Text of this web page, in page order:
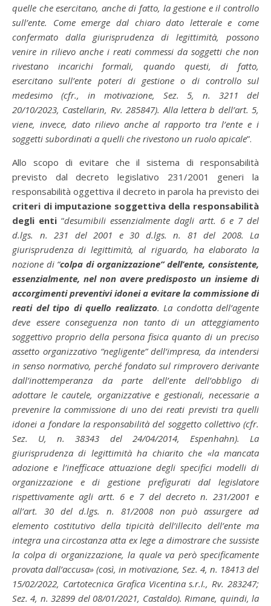
quelle che esercitano, anche di fatto, la gestione e il controllo
sull’ente. Come emerge dal chiaro dato letterale e come
confermato dalla giurisprudenza di legittimità, possono
venire in rilievo anche i reati commessi da soggetti che non
rivestano incarichi formali, quando questi, di fatto,
esercitano sull’ente poteri di gestione o di controllo sul
medesimo (cfr., in motivazione, Sez. 5, n. 3211 del
20/10/2023, Castellarin, Rv. 285847). Alla lettera b dell’art. 5,
viene, invece, dato rilievo anche al rapporto tra l’ente e i
soggetti subordinati a quelli che rivestono un ruolo apicale”.
Allo scopo di evitare che il sistema di responsabilità
previsto dal decreto legislativo 231/2001 generi la
responsabilità oggettiva il decreto in parola ha previsto dei
criteri di imputazione soggettiva della responsabilità
degli enti “desumibili essenzialmente dagli artt. 6 e 7 del
d.lgs. n. 231 del 2001 e 30 d.lgs. n. 81 del 2008. La
giurisprudenza di legittimità, al riguardo, ha elaborato la
nozione di “colpa di organizzazione” dell’ente, consistente,
essenzialmente, nel non avere predisposto un insieme di
accorgimenti preventivi idonei a evitare la commissione di
reati del tipo di quello realizzato. La condotta dell’agente
deve essere conseguenza non tanto di un atteggiamento
soggettivo proprio della persona fisica quanto di un preciso
assetto organizzativo “negligente” dell’impresa, da intendersi
in senso normativo, perché fondato sul rimprovero derivante
dall’inottemperanza da parte dell’ente dell’obbligo di
adottare le cautele, organizzative e gestionali, necessarie a
prevenire la commissione di uno dei reati previsti tra quelli
idonei a fondare la responsabilità del soggetto collettivo (cfr.
Sez. U, n. 38343 del 24/04/2014, Espenhahn). La
giurisprudenza di legittimità ha chiarito che «la mancata
adozione e l’inefficace attuazione degli specifici modelli di
organizzazione e di gestione prefigurati dal legislatore
rispettivamente agli artt. 6 e 7 del decreto n. 231/2001 e
all’art. 30 del d.lgs. n. 81/2008 non può assurgere ad
elemento costitutivo della tipicità dell’illecito dell’ente ma
integra una circostanza atta ex lege a dimostrare che sussiste
la colpa di organizzazione, la quale va però specificamente
provata dall’accusa» (così, in motivazione, Sez. 4, n. 18413 del
15/02/2022, Cartotecnica Grafica Vicentina s.r.I., Rv. 283247;
Sez. 4, n. 32899 del 08/01/2021, Castaldo). Rimane, quindi, la